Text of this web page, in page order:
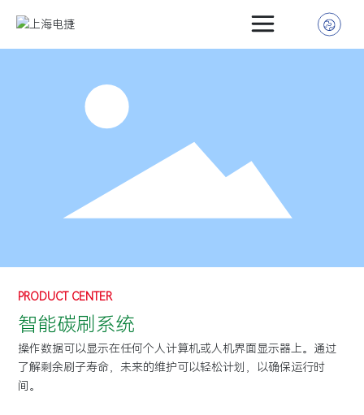
PRODUCT CENTER
智能碳刷系统
操作数据可以显示在任何个人计算机或人机界面显示器上。通过
了解剩余刷子寿命，未来的维护可以轻松计划，以确保运行时
间。